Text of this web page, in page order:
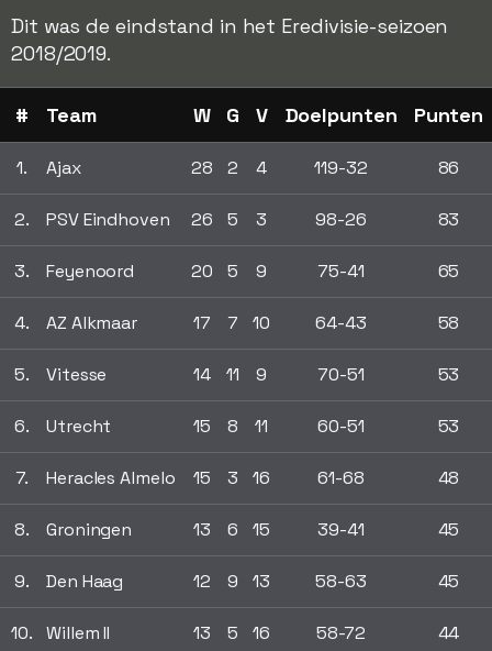
Dit was de eindstand in het Eredivisie-seizoen
2018/2019.
# Team W G V Doelpunten Punten
1. Ajax 28 2 4 119-32 86
2. PSV Eindhoven 26 5 3 98-26 83
3. Feyenoord 20 5 9 75-41 65
4. AZ Alkmaar 17 7 10 64-43 58
5. Vitesse 14 11 9 70-51 53
6. Utrecht 15 8 11 60-51 53
7. Heracles Almelo 15 3 16 61-68 48
8. Groningen 13 6 15 39-41 45
9. Den Haag 12 9 13 58-63 45
10. Willem II 13 5 16 58-72 44